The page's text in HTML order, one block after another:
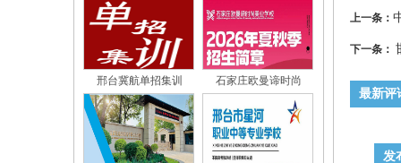
邢台冀航单招集训 石家庄欧曼谛时尚
上一条：
下一条：
最新评
发